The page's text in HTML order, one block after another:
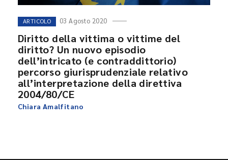
ARTICOLO 03 Agosto 2020
Diritto della vittima o vittime del
diritto? Un nuovo episodio
dell’intricato (e contraddittorio)
percorso giurisprudenziale relativo
all’interpretazione della direttiva
2004/80/CE
Chiara Amalfitano